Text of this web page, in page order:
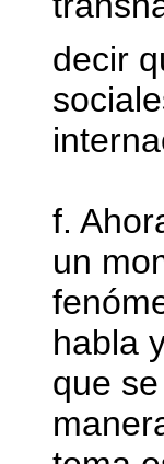
decir
f.
un
habla
que